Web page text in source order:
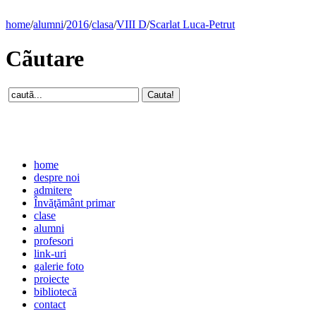
home/alumni/2016/clasa/VIII D/Scarlat Luca-Petrut
Cãutare
home
despre noi
admitere
Învăţământ primar
clase
alumni
profesori
link-uri
galerie foto
proiecte
bibliotecă
contact